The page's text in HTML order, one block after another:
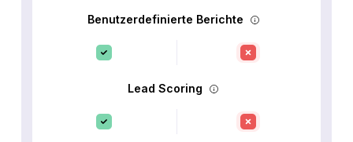
Benutzerdefinierte Berichte
Lead Scoring